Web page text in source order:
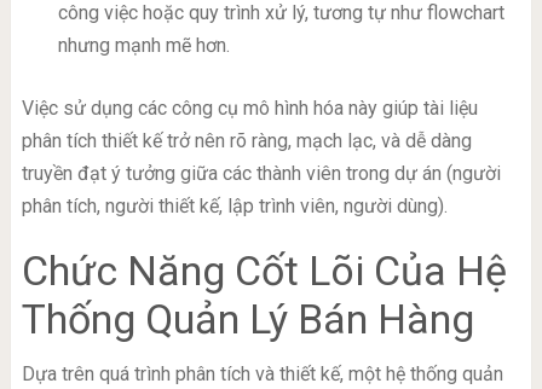
công việc hoặc quy trình xử lý, tương tự như flowchart
nhưng mạnh mẽ hơn.
Việc sử dụng các công cụ mô hình hóa này giúp tài liệu
phân tích thiết kế trở nên rõ ràng, mạch lạc, và dễ dàng
truyền đạt ý tưởng giữa các thành viên trong dự án (người
phân tích, người thiết kế, lập trình viên, người dùng).
Chức Năng Cốt Lõi Của Hệ
Thống Quản Lý Bán Hàng
Dựa trên quá trình phân tích và thiết kế, một hệ thống quản